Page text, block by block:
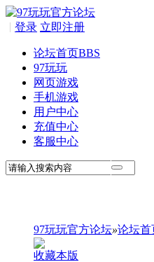
登录
| 立即注册
论坛首页BBS
97玩玩
网页游戏
手机游戏
用户中心
充值中心
客服中心
97玩玩官方论坛»论坛首
收藏本版